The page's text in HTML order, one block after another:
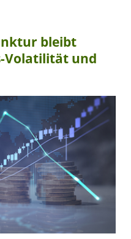
bleibt
Volatilität und